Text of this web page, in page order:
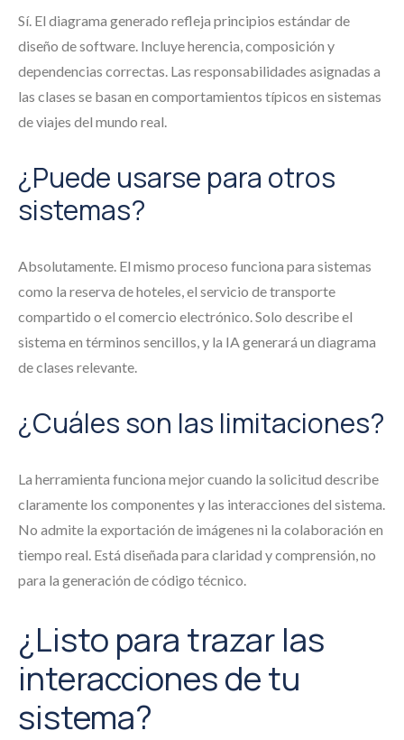
Sí. El diagrama generado refleja principios estándar de
diseño de software. Incluye herencia, composición y
dependencias correctas. Las responsabilidades asignadas a
las clases se basan en comportamientos típicos en sistemas
de viajes del mundo real.
¿Puede usarse para otros
sistemas?
Absolutamente. El mismo proceso funciona para sistemas
como la reserva de hoteles, el servicio de transporte
compartido o el comercio electrónico. Solo describe el
sistema en términos sencillos, y la IA generará un diagrama
de clases relevante.
¿Cuáles son las limitaciones?
La herramienta funciona mejor cuando la solicitud describe
claramente los componentes y las interacciones del sistema.
No admite la exportación de imágenes ni la colaboración en
tiempo real. Está diseñada para claridad y comprensión, no
para la generación de código técnico.
¿Listo para trazar las
interacciones de tu
sistema?